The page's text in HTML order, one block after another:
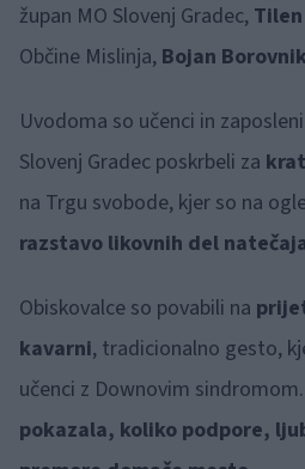
župan MO Slovenj Gradec,
Občine Mislinja, Bojan
Uvodoma so učenci in
Slovenj Gradec poskrbeli za
na Trgu svobode, kjer so na
razstavo likovnih del
Obiskovalce so povabili na
kavarni, tradicionalno gesto,
učenci z Downovim sindromom.
pokazala, koliko podpore,